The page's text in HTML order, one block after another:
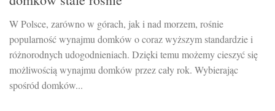
W Polsce, zarówno w górach, jak i nad morzem, rośnie
popularność wynajmu domków o coraz wyższym standardzie i
różnorodnych udogodnieniach. Dzięki temu możemy cieszyć się
możliwością wynajmu domków przez cały rok. Wybierając
spośród domków...